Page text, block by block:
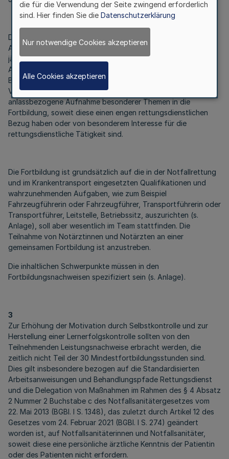
Die Fortbildungspflicht beginnt erstmalig in dem nach
Abschluss der Ausbildung folgendem Jahr und ist danach
jährlich zu absolvieren. Darüberhinausgehend können
Abweichungen festgelegt werden, zum Beispiel für
Berufsanfänger oder Anpassungs-, beziehungsweise
Verwendungsqualifizierungen. Gleiches gilt für die
anlassbezogene Aufnahme besonderer Themen in die
Fortbildung, soweit diese einen engen rettungsdienstlichen
Bezug haben oder von besonderem Interesse für die
rettungsdienstliche Tätigkeit sind.
Die Fortbildung ist grundsätzlich auf die in der Notfallrettung
und im Krankentransport eingesetzten Qualifikationen und
wahrzunehmenden Aufgaben, wie zum Beispiel
Fahrzeugführerin oder Fahrzeugführer, Transportführerin oder
Transportführer, Leitstelle, Betriebssitz, auszurichten (s.
Anlage), soll aber wesentlich im Team stattfinden. Die
Teilnahme von Notärztinnen und Notärzten an einer
gemeinsamen Fortbildung ist anzustreben.
Die inhaltlichen Schwerpunkte müssen in den
Fortbildungsnachweisen spezifiziert sein (s. Anlage).
3
Zur Erhöhung der Motivation durch Selbstkontrolle und zur
Herstellung einer Lernerfolgskontrolle sollten von den
Teilnehmenden Leistungsnachweise erbracht werden, die
zeitlich nicht Teil der 30 Mindestfortbildungsstunden sind.
Dies gilt insbesondere bezogen auf die Standardisierten
Arbeitsanweisungen und Behandlungspfade Rettungsdienst
und die Delegation von Maßnahmen im Rahmen des § 4 Absatz
2 Nummer 2 Buchstabe c des Notfallsanitätergesetzes vom
22. Mai 2013 (BGBl. I S. 1348), das zuletzt durch Artikel 12 des
Gesetzes vom 24. Februar 2021 (BGBl. I S. 274) geändert
worden ist, auf Notfallsanitäterinnen und Notfallsanitäter,
soweit diese eine persönliche ärztliche Kenntnis der Patientin
oder des Patienten nicht erfordern.
die für die Verwendung der Seite zwingend erforderlich
sind. Hier finden Sie die Datenschutzerklärung
Nur notwendige Cookies akzeptieren
Alle Cookies akzeptieren